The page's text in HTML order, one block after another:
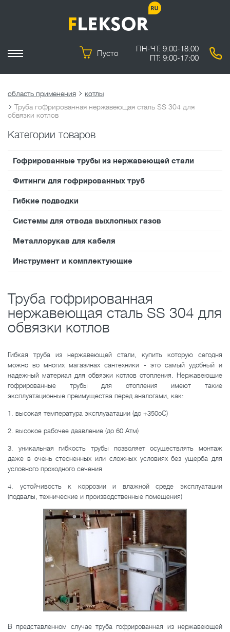
Пусто
ПН-ЧТ: 9:00-18:00
ПТ: 9:00-17:00
область применения
котлы
Труба гофрированная нержавеющая сталь SS 304 для
обвязки котлов
Категории товаров
Гофрированные трубы из нержавеющей стали
Фитинги для гофрированных труб
Гибкие подводки
Системы для отвода выхлопных газов
Металлорукав для кабеля
Инструмент и комплектующие
Труба гофрированная
нержавеющая сталь SS 304 для
обвязки котлов
Гибкая труба из нержавеющей стали, купить которую сегодня
можно во многих магазинах сантехники - это самый удобный и
надежный материал для обвязки котлов отопления. Нержавеющие
гофрированные трубы для отопления имеют такие
эксплуатационные преимущества перед аналогами, как:
1. высокая температура эксплуаатации (до +350оС)
2. высокое рабочее даавление (до 60 Атм)
3. уникальная гибкость трубы позволяет осуществлять монтаж
даже в очень стесненных или сложных условиях без ущерба для
условного проходного сечения
4. устойчивость к коррозии и влажной среде эксплуатации
(подвалы, технические и производственные помещения)
В представленном случае труба гофрированная из нержавеющей